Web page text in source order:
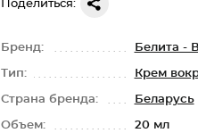
Поделиться:
Бренд: Белита -
Тип: Крем
Страна бренда: Беларусь
Объем: 20 мл